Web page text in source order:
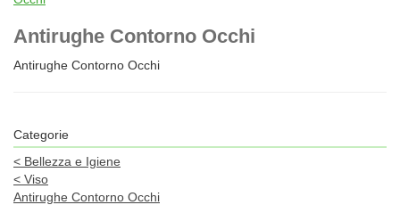
Antirughe Contorno Occhi
Antirughe Contorno Occhi
Categorie
< Bellezza e Igiene
< Viso
Antirughe Contorno Occhi